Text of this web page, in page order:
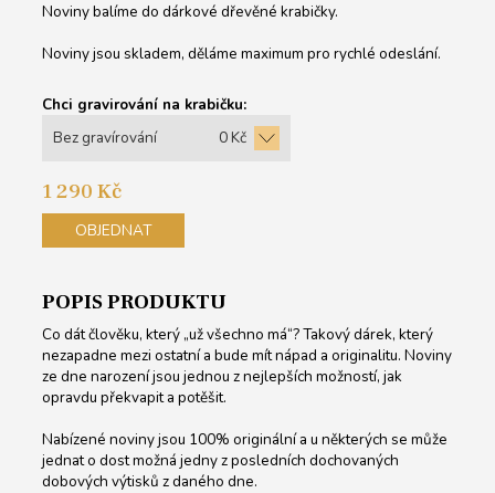
Noviny balíme do dárkové dřevěné krabičky.
Noviny jsou skladem, děláme maximum pro rychlé odeslání.
Chci gravirování na krabičku:
Bez gravírování
0 Kč
1 290 Kč
OBJEDNAT
POPIS PRODUKTU
Co dát člověku, který „už všechno má“? Takový dárek, který
nezapadne mezi ostatní a bude mít nápad a originalitu. Noviny
ze dne narození jsou jednou z nejlepších možností, jak
opravdu překvapit a potěšit.
Nabízené noviny jsou 100% originální a u některých se může
jednat o dost možná jedny z posledních dochovaných
dobových výtisků z daného dne.